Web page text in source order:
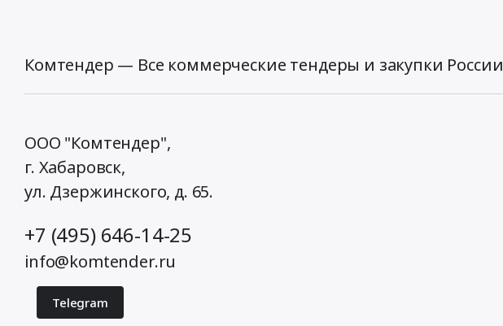
Комтендер — Все коммерческие тендеры и закупки России
ООО "Комтендер",
г. Хабаровск,
ул. Дзержинского, д. 65.
+7 (495) 646-14-25
info@komtender.ru
Telegram